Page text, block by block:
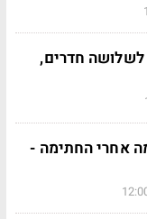
מיליון לשלושה חדרים,
אחרי החתימה -